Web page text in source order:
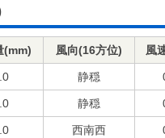
(mm) 風向(16方位) 風
静穏
静穏
西南西